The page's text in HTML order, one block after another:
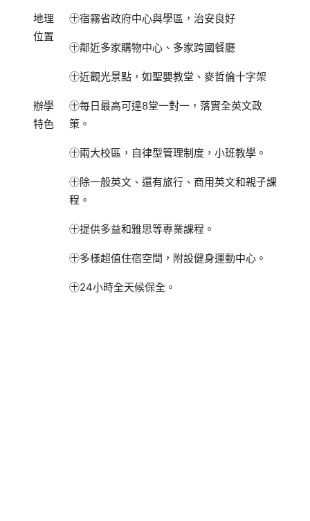
地理
位置
㊉宿霧省政府中心與學區，治安良好
㊉鄰近多家購物中心、多家跨國餐廳
㊉近觀光景點，如聖嬰教堂、麥哲倫十字架
辦學
特色
㊉每日最高可達8堂一對一 ，落實全英文政
策 。
㊉兩大校區，自律型管理制度，小班教學。
㊉除一般英文、還有旅行、商用英文和親子課
程。
㊉提供多益和雅思等專業課程。
㊉多樣超值住宿空間，附設健身運動中心。
㊉24小時全天候保全。